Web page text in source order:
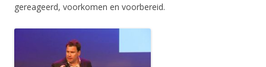
gereageerd, voorkomen en voorbereid.